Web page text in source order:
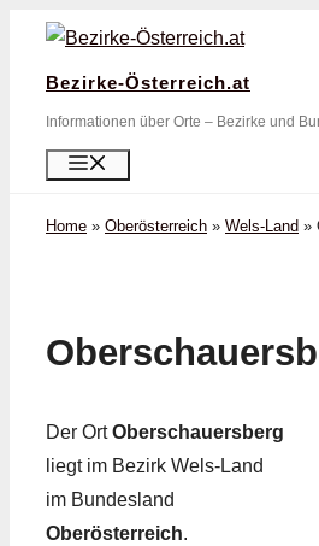
Zum
springen
Bezirke-Österreich.at
Informationen über Orte – Bezirke und
Home » Oberösterreich » Wels-Land »
Der OrtOberschauersberg
liegt im Bezirk Wels-Land
im Bundesland
Oberösterreich.